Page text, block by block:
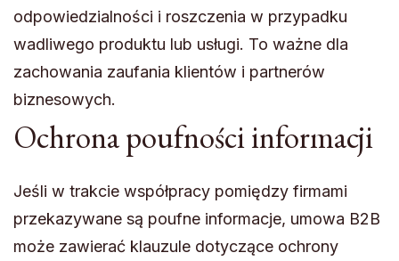
odpowiedzialności i roszczenia w przypadku
wadliwego produktu lub usługi. To ważne dla
zachowania zaufania klientów i partnerów
biznesowych.
Ochrona poufności informacji
Jeśli w trakcie współpracy pomiędzy firmami
przekazywane są poufne informacje, umowa B2B
może zawierać klauzule dotyczące ochrony